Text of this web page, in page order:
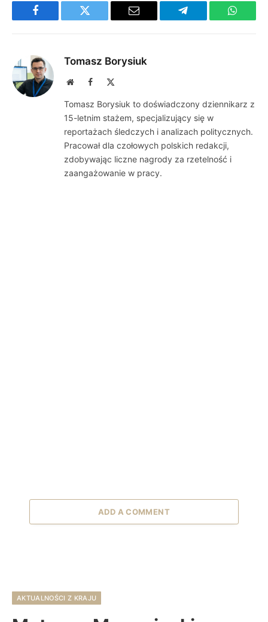
Facebook Twitter Email Telegram
Tomasz Borysiuk
WebsiteFacebook
Tomasz Borysiuk to doświadczony dziennikarz z
15-letnim stażem, specjalizujący się w
reportażach śledczych i analizach politycznych.
Pracował dla czołowych polskich redakcji,
zdobywając liczne nagrody za rzetelność i
zaangażowanie w pracy.
ADD A COMMENT
AKTUALNOŚCI Z KRAJU